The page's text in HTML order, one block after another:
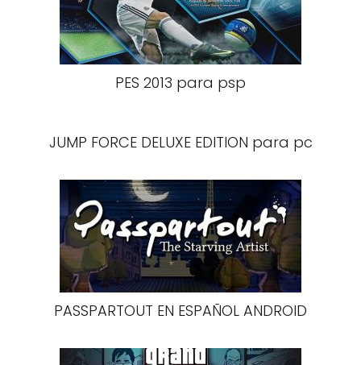
PES 2013 para psp
JUMP FORCE DELUXE EDITION para pc
PASSPARTOUT EN ESPAÑOL ANDROID